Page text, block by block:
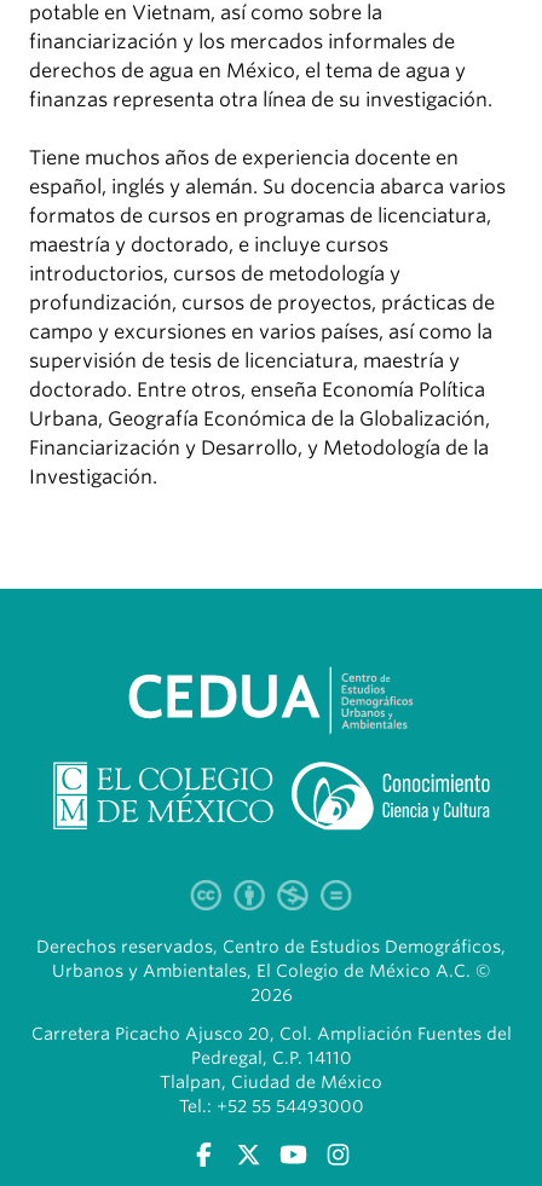
potable en Vietnam, así como sobre la
financiarización y los mercados informales de
derechos de agua en México, el tema de agua y
finanzas representa otra línea de su investigación.
Tiene muchos años de experiencia docente en
español, inglés y alemán. Su docencia abarca varios
formatos de cursos en programas de licenciatura,
maestría y doctorado, e incluye cursos
introductorios, cursos de metodología y
profundización, cursos de proyectos, prácticas de
campo y excursiones en varios países, así como la
supervisión de tesis de licenciatura, maestría y
doctorado. Entre otros, enseña Economía Política
Urbana, Geografía Económica de la Globalización,
Financiarización y Desarrollo, y Metodología de la
Investigación.
Derechos reservados, Centro de Estudios Demográficos,
Urbanos y Ambientales, El Colegio de México A.C. ©
2026
Carretera Picacho Ajusco 20, Col. Ampliación Fuentes del
Pedregal, C.P. 14110
Tlalpan, Ciudad de México
Tel.: +52 55 54493000